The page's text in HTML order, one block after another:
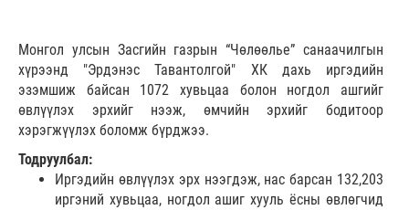
Монгол улсын Засгийн газрын “Чөлөөлье” санаачилгын
хүрээнд "Эрдэнэс Тавантолгой" ХК дахь иргэдийн
эзэмшиж байсан 1072 хувьцаа болон ногдол ашгийг
өвлүүлэх эрхийг нээж, өмчийн эрхийг бодитоор
хэрэгжүүлэх боломж бүрджээ.
Тодруулбал:
Иргэдийн өвлүүлэх эрх нээгдэж, нас барсан 132,203
иргэний хувьцаа, ногдол ашиг хууль ёсны өвлөгчид